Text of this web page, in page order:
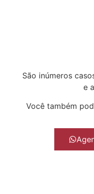
São inúmeros
e
Você também